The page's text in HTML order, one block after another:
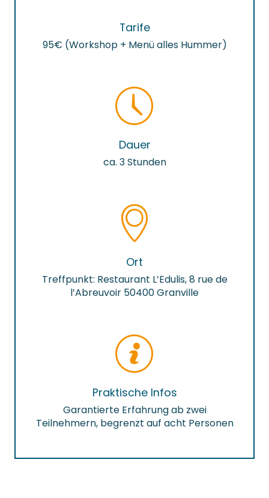
Tarife
95€ (Workshop + Menü alles Hummer)
Dauer
ca. 3 Stunden
Ort
Treffpunkt: Restaurant L’Edulis, 8 rue de
l’Abreuvoir 50400 Granville
Praktische Infos
Garantierte Erfahrung ab zwei
Teilnehmern, begrenzt auf acht Personen